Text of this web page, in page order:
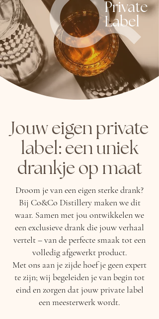
Private
Label
Jouw eigen private
label: een uniek
drankje op maat
Droom je van een eigen sterke drank?
Bij Co&Co Distillery maken we dit
waar. Samen met jou ontwikkelen we
een exclusieve drank die jouw verhaal
vertelt – van de perfecte smaak tot een
volledig afgewerkt product.
Met ons aan je zijde hoef je geen expert
te zijn; wij begeleiden je van begin tot
eind en zorgen dat jouw private label
een meesterwerk wordt.